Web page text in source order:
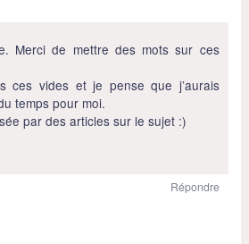
Merci de mettre des mots sur ces
ces vides et je pense que j’aurais
temps pour moi.
par des articles sur le sujet :)
Répondre